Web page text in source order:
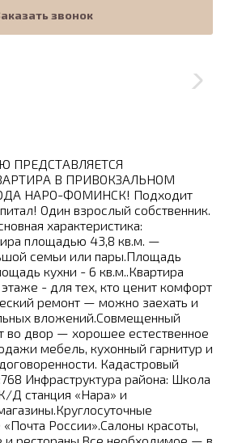
звонок
В ПРИВОКЗАЛЬНОМ
НАРО-ФОМИНСК! Подходит
Один взрослый собственник.
характеристика:
площадью 43,8 кв.м. —
семьи или пары.Площадь
кухни - 6 кв.м..Квартира
- для тех, кто ценит комфорт
ремонт — можно заехать и
вложений.Совмещенный
во двор — хорошее естественное
мебель, кухонный гарнитур и
Кадастровый
Инфраструктура района: Школа
станция «Нара» и
России».Салоны красоты,
и рестораны.Все необходимое — в